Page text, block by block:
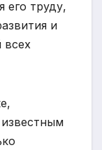
его труду,
и
всех